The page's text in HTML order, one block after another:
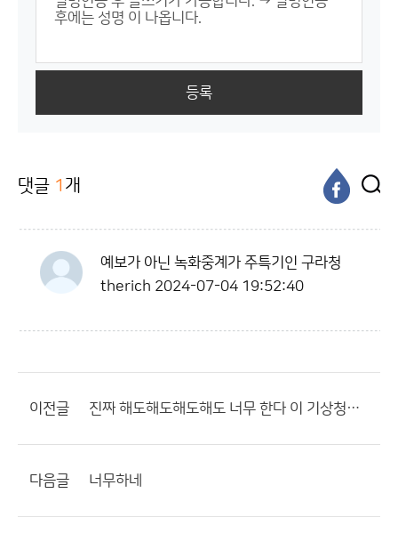
등록
댓글 1 개
예보가 아닌 녹화중계가 주특기인 구라청
therich 2024-07-04 19:52:40
이전글 진짜 해도해도해도해도 너무 한다 이 기상청인간들
다음글 너무하네